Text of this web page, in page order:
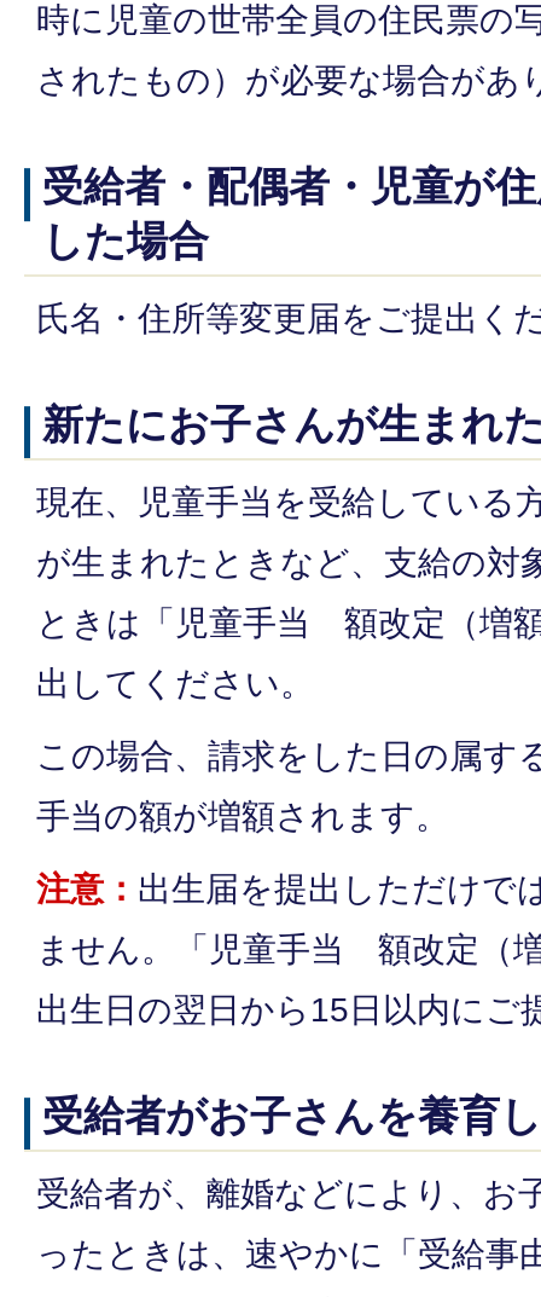
時に児童の世帯全員の住民票の
されたもの）が必要な場合があ
受給者・配偶者・児童が
した場合
氏名・住所等変更届をご提出く
新たにお子さんが生まれ
現在、児童手当を受給している
が生まれたときなど、支給の対
ときは「児童手当 額改定（増
出してください。
この場合、請求をした日の属す
手当の額が増額されます。
注意： 出生届を提出しただけで
ません。「児童手当 額改定（
出生日の翌日から15日以内にご
受給者がお子さんを養育
受給者が、離婚などにより、お
ったときは、速やかに「受給事